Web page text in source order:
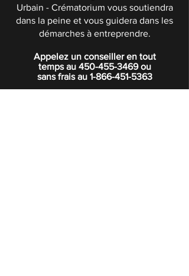
Urbain - Crématorium vous soutiendra
dans la peine et vous guidera dans les
démarches à entreprendre.
Appelez un conseiller en tout
temps au 450-455-3469ou
sans frais au 1-866-451-5363